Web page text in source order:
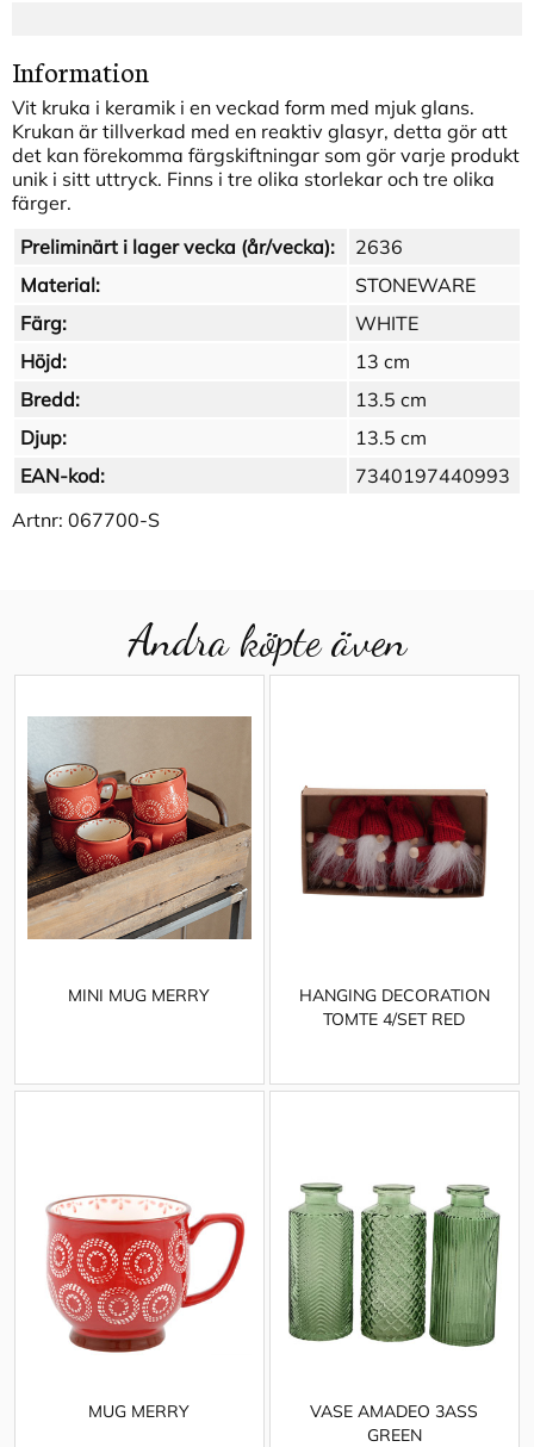
Information
Vit kruka i keramik i en veckad form med mjuk glans.
Krukan är tillverkad med en reaktiv glasyr, detta gör att
det kan förekomma färgskiftningar som gör varje produkt
unik i sitt uttryck. Finns i tre olika storlekar och tre olika
färger.
Preliminärt i lager vecka (år/vecka):
2636
Material:
STONEWARE
Färg:
WHITE
Höjd:
13 cm
Bredd:
13.5 cm
Djup:
13.5 cm
EAN-kod:
7340197440993
Artnr: 067700-S
Andra köpte även
MINI MUG MERRY
HANGING DECORATION
TOMTE 4/SET RED
MUG MERRY
VASE AMADEO 3ASS
GREEN